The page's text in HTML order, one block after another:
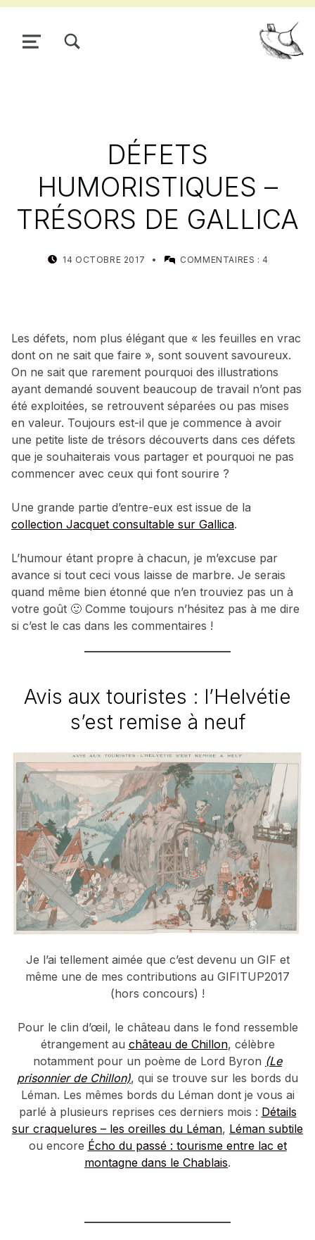
Pour
MENU
DÉFETS
HUMORISTIQUES –
TRÉSORS DE GALLICA
14 OCTOBRE 2017 WRITTEN BY:
MEALIN
COMMENTAIRES : 4
Les défets, nom plus élégant que « les feuilles en vrac
dont on ne sait que faire », sont souvent savoureux.
On ne sait que rarement pourquoi des illustrations
ayant demandé souvent beaucoup de travail n’ont pas
été exploitées, se retrouvent séparées ou pas mises
en valeur. Toujours est-il que je commence à avoir
une petite liste de trésors découverts dans ces défets
que je souhaiterais vous partager et pourquoi ne pas
commencer avec ceux qui font sourire ?
Une grande partie d’entre-eux est issue de la
collection Jacquet consultable sur Gallica.
L’humour étant propre à chacun, je m’excuse par
avance si tout ceci vous laisse de marbre. Je serais
quand même bien étonné que n’en trouviez pas un à
votre goût 🙂 Comme toujours n’hésitez pas à me dire
si c’est le cas dans les commentaires !
Avis aux touristes : l’Helvétie
s’est remise à neuf
Je l’ai tellement aimée que c’est devenu un GIF et
même une de mes contributions au GIFITUP2017
(hors concours) !
Pour le clin d’œil, le château dans le fond ressemble
étrangement au château de Chillon, célèbre
notamment pour un poème de Lord Byron (Le
prisonnier de Chillon), qui se trouve sur les bords du
Léman. Les mêmes bords du Léman dont je vous ai
parlé à plusieurs reprises ces derniers mois : Détails
sur craquelures – les oreilles du Léman, Léman subtile
ou encore Écho du passé : tourisme entre lac et
montagne dans le Chablais.